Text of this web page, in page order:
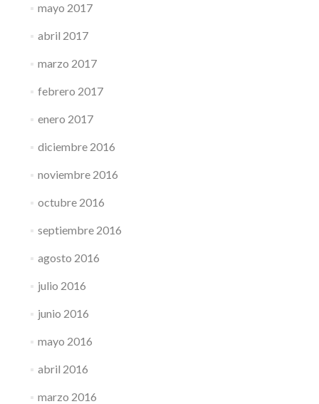
mayo 2017
abril 2017
marzo 2017
febrero 2017
enero 2017
diciembre 2016
noviembre 2016
octubre 2016
septiembre 2016
agosto 2016
julio 2016
junio 2016
mayo 2016
abril 2016
marzo 2016